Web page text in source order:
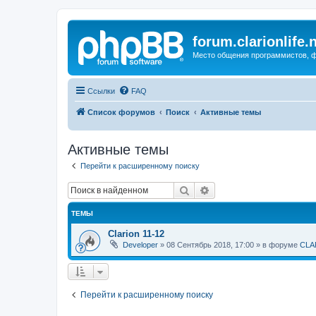
Место общения программистов,
Ссылки FAQ
Список форумов Поиск Активные темы
Активные темы
Перейти к расширенному поиску
Поиск
ТЕМЫ
Clarion 11-12
Developer » 08 Сентябрь 2018, 17:00 » в форуме
Перейти к расширенному поиску